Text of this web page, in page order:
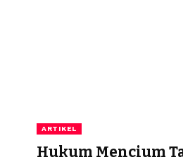
ARTIKEL
Hukum Mencium